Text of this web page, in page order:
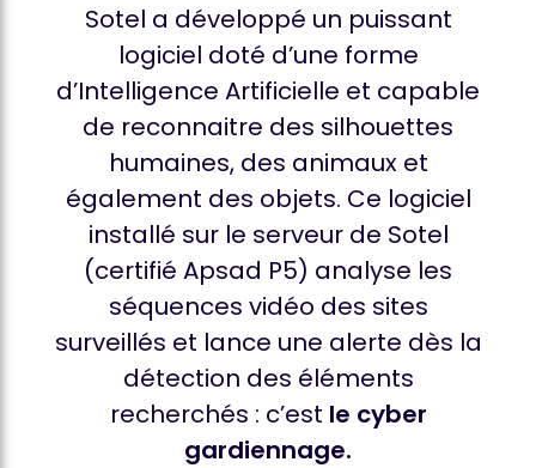
Sotel a développé un puissant
logiciel doté d’une forme
d’Intelligence Artificielle et capable
de reconnaitre des silhouettes
humaines, des animaux et
également des objets. Ce logiciel
installé sur le serveur de Sotel
(certifié Apsad P5) analyse les
séquences vidéo des sites
surveillés et lance une alerte dès la
détection des éléments
recherchés : c’est le cyber
gardiennage.